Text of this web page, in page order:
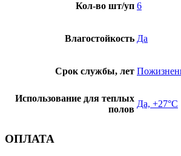
Кол-во шт/уп 6
Влагостойкость Да
Срок службы, лет
Использование для теплых
полов
Да, +27°С
ОПЛАТА